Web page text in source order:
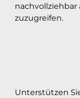
nachvollziehbar
zuzugreifen.
Unterstützen